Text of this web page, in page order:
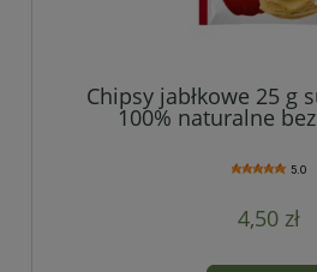
Chipsy jabłkowe 25 g
100% naturalne
5.0
4,50 zł